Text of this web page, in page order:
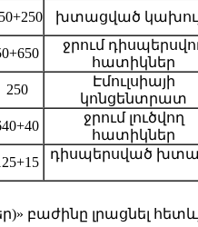
խտացված
ջրում
հատիկներ
250
Էմուլսիայի
կոնցենտրատ
ջրում լուծվող
հատիկներ
դիսպերսված
լրացնել